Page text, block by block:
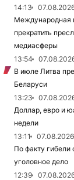
14:13
Международная
прекратить
медиасферы
13:54
В июле Литва
Беларуси
13:23
Доллар, евро и
недели
13:11
07.08.2026
По факту гибели
уголовное дело
12:39